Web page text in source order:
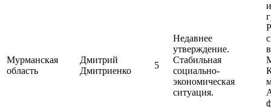
Мурманская
область
Дмитрий
Дмитриенко
5
Недавнее
утверждение.
Стабильная
социально-
экономическая
ситуация.